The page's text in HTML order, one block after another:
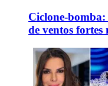
Ciclone-bomba:
de ventos fortes